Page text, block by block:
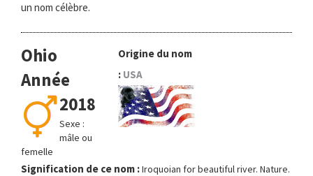
un nom célèbre.
Ohio
Année
2018
Sexe :
mâle ou
femelle
Origine du nom
: USA
Signification de ce nom :Iroquoian for beautiful river. Nature.